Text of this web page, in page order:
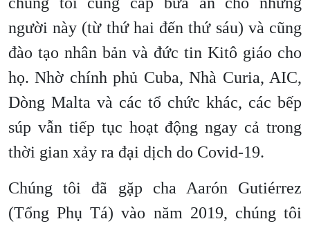
người này (từ thứ hai đến thứ sáu) và cũng
đào tạo nhân bản và đức tin Kitô giáo cho
họ. Nhờ chính phủ Cuba, Nhà Curia, AIC,
Dòng Malta và các tổ chức khác, các bếp
súp vẫn tiếp tục hoạt động ngay cả trong
thời gian xảy ra đại dịch do Covid-19.
Chúng tôi đã gặp cha Aarón Gutiérrez
(Tổng Phụ Tá) vào năm 2019, chúng tôi